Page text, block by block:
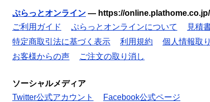
ぷらっとオンライン — https://online.plathome.co.jp/
ご利用ガイド
ぷらっとオンラインについて 見積
特定商取引法に基づく表示
利用規約 個人情報取
お客様からの声
ご注文の取り消し
ソーシャルメディア
Twitter公式アカウント
Facebook公式ページ